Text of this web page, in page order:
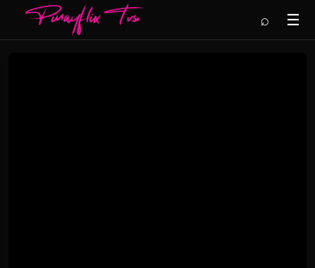
☰
⌕